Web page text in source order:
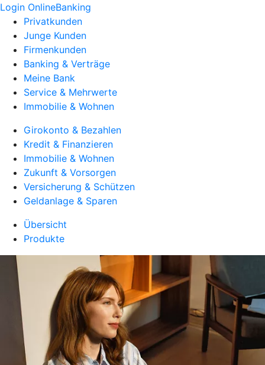
Login OnlineBanking
Privatkunden
Junge Kunden
Firmenkunden
Banking & Verträge
Meine Bank
Service & Mehrwerte
Immobilie & Wohnen
Girokonto & Bezahlen
Kredit & Finanzieren
Immobilie & Wohnen
Zukunft & Vorsorgen
Versicherung & Schützen
Geldanlage & Sparen
Übersicht
Produkte